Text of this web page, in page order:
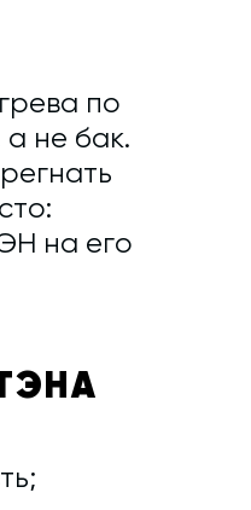
по
не бак.
на его